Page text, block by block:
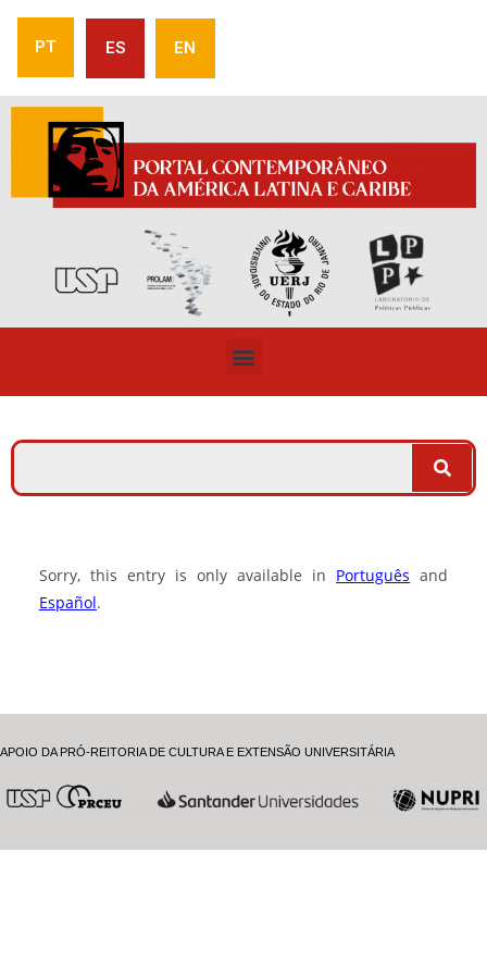
PT ES EN
Sorry, this entry is only available in Português and
Español.
APOIO DA PRÓ-REITORIA DE CULTURA E EXTENSÃO UNIVERSITÁRIA